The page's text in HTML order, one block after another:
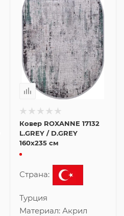
Ковер ROXANNE 17132
L.GREY / D.GREY
160x235 см
Страна:
Турция
Материал: Акрил